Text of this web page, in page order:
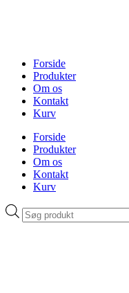
Forside
Produkter
Om os
Kontakt
Kurv
Forside
Produkter
Om os
Kontakt
Kurv
Products
search